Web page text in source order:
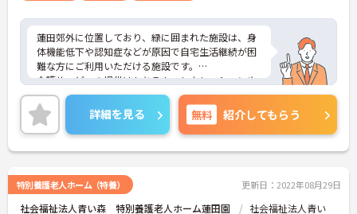
蓮田郊外に位置しており、緑に囲まれた施設は、身
体機能低下や認知症などが原因で自宅生活継続が困
難な方にご利用いただける施設です。
介護サービスの提供はもちろん、レクレーションや
体操等を通していつまでもご利用者様が「参加」
「活動」し職員や他利用者様等と「交流」し、生活
を送って頂けるよう支援しています。無料駐車場が
完備してありますのでマイカー通勤可能です。
ご興味のある方には、面接対策ポイントなど、さら
ださい。
詳細を見る 無料 紹介してもらう
特別養護老人ホーム（特養） 更新日：2022年08月29日
社会福祉法人青い森 特別養護老人ホーム蓮田園
社会福祉法人青い